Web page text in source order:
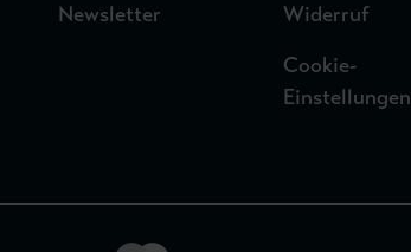
Newsletter
Widerruf
Cookie-
Einstellungen